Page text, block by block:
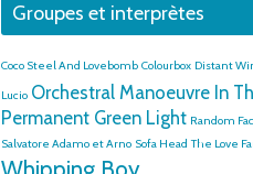
Groupes et interprètes
Coco Steel And Lovebomb Colourbox Distant
Lucio Orchestral Manoeuvre In
Permanent Green Light Random
Salvatore Adamo et Arno Sofa Head The Love